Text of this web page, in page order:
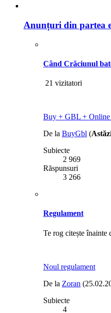
Anunțuri din partea
Când Crăciunul
21 vizitatori
Buy + GBL +
De la BuyGbl (
Subiecte
2 969
Răspunsuri
3 266
Regulament
Te rog citește înainte
Noul regulament
De la Zoran
Subiecte
4